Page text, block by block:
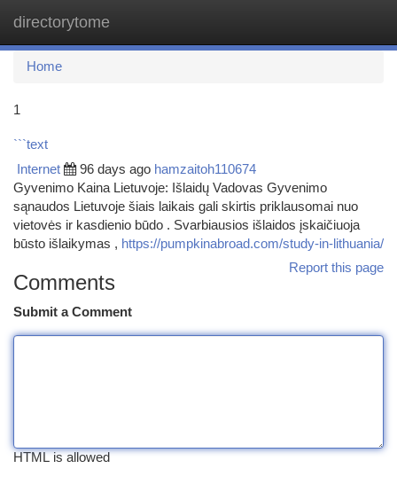
directorytome
Home
1
```text
Internet 96 days ago hamzaitoh110674
Gyvenimo Kaina Lietuvoje: Išlaidų Vadovas Gyvenimo
sąnaudos Lietuvoje šiais laikais gali skirtis priklausomai nuo
vietovės ir kasdienio būdo . Svarbiausios išlaidos įskaičiuoja
būsto išlaikymas , https://pumpkinabroad.com/study-in-lithuania/
Report this page
Comments
Submit a Comment
HTML is allowed